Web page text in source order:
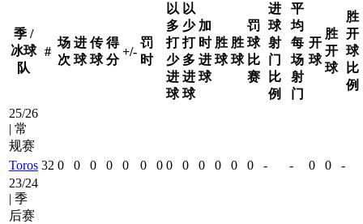
季 /
冰球
队
#
场
次
进
球
传
球
得
分
+/-
罚
时
以
多
打
少
进
球
以
少
打
多
进
球
加
时
进
球
胜
球
胜
球
罚
球
比
赛
进
球
射
门
比
例
平
均
每
场
射
门
开
球
胜
开
球
胜
开
球
比
例
25/26
| 常
规赛
Toros 32 0 0 0 0 0 0 0 0 0 0 0 0 0 - - 0 0
-
23/24
| 季
后赛